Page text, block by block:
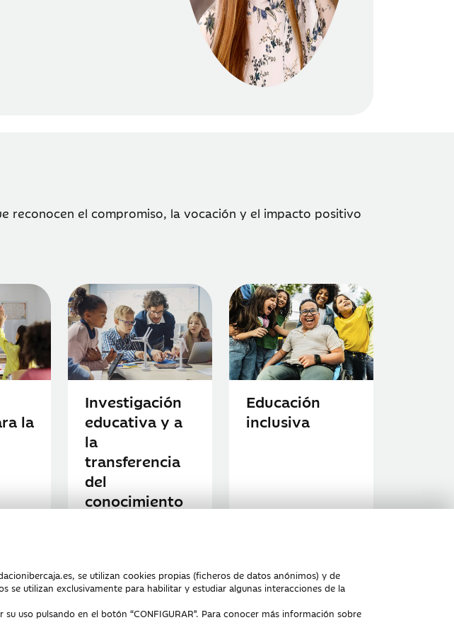
se utilizan cookies propias (ficheros de datos anónimos) y de
se utilizan exclusivamente para habilitar y estudiar algunas interacciones de la
su uso pulsando en el botón “CONFIGURAR". Para conocer más información sobre
reconocen el compromiso, la vocación y el impacto positivo
la
Investigación
educativa y a
la
transferencia
del
conocimiento
Educación
inclusiva
privacidad